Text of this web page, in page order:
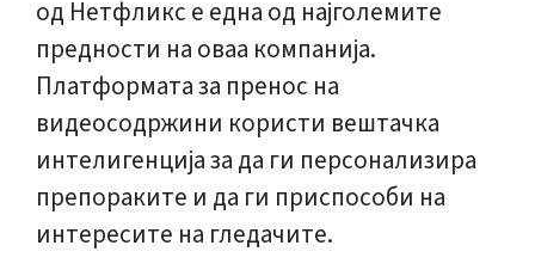
од Нетфликс е една од најголемите
предности на оваа компанија.
Платформата за пренос на
видеосодржини користи вештачка
интелигенција за да ги персонализира
препораките и да ги приспособи на
интересите на гледачите.